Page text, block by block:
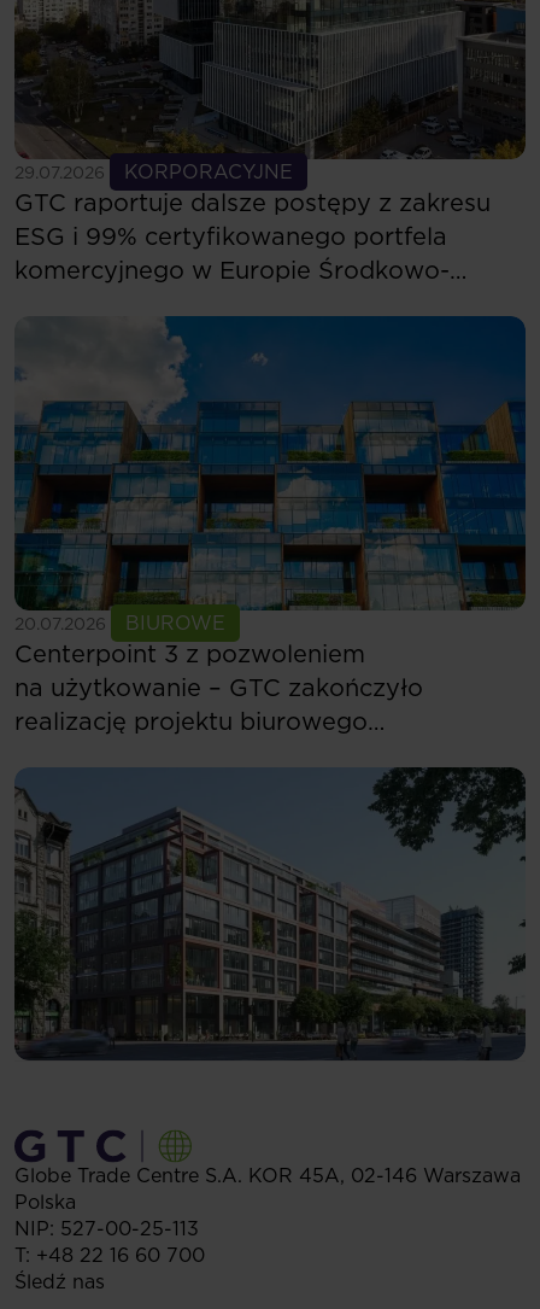
29.07.2026 KORPORACYJNE
Zobacz więcej
GTC raportuje dalsze postępy z zakresu
ESG i 99% certyfikowanego portfela
komercyjnego w Europie Środkowo-
20.07.2026 BIUROWE
Zobacz więcej
Centerpoint 3 z pozwoleniem
na użytkowanie – GTC zakończyło
realizację projektu biurowego
Globe Trade Centre S.A. KOR 45A, 02-146 Warszawa
Polska
NIP: 527-00-25-113
T: +48 22 16 60 700
Śledź nas